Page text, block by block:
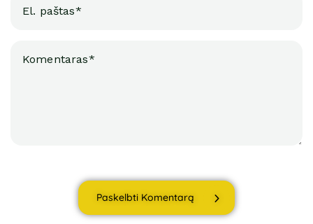
Paskelbti Komentarą